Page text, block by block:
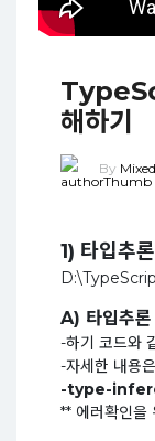
해하기
By
1) 타입추
A) 타입추론
-하기 코드와
-자세한 내용
-type-
** 에러확인을